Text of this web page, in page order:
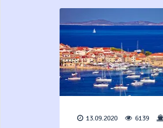
13.09.2020 6139